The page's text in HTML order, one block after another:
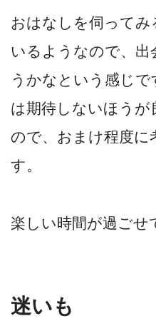
おはなしを伺って
いるようなので、
うかなという感じ
は期待しないほう
ので、おまけ程度に
す。
楽しい時間が過ごせ
迷いも